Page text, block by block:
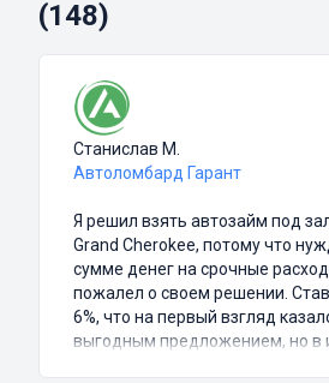
(148)
Станислав М.
Автоломбард Гарант
Я решил взять автозайм под
Grand Cherokee, потому что
сумме денег на срочные
пожалел о своем решении.
6%, что на первый взгляд
выгодным предложением, но в